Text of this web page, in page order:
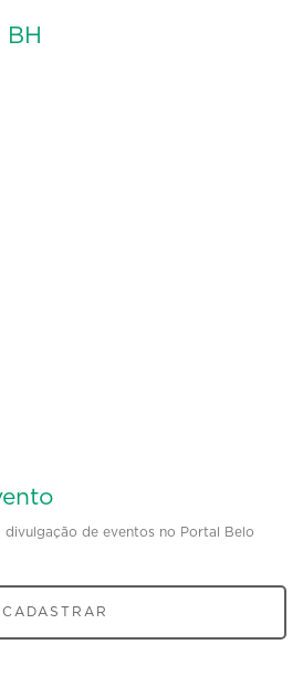
divulgação de eventos no Portal Belo
CADASTRAR